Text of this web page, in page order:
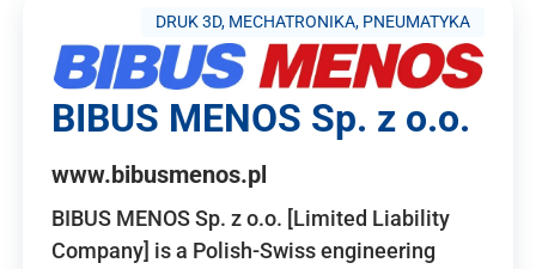
DRUK 3D, MECHATRONIKA, PNEUMATYKA
BIBUS MENOS Sp. z o.o.
www.bibusmenos.pl
BIBUS MENOS Sp. z o.o. [Limited Liability
Company] is a Polish-Swiss engineering